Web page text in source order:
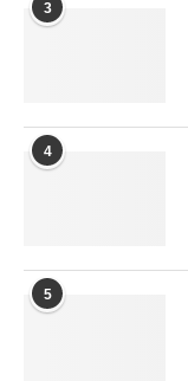
3
4
5